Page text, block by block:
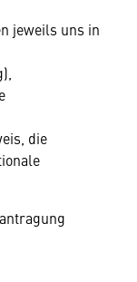
jeweils uns in
die